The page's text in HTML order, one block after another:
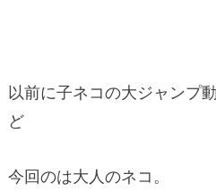
以前に子ネコの大ジャンプ
ど
今回のは大人のネコ。